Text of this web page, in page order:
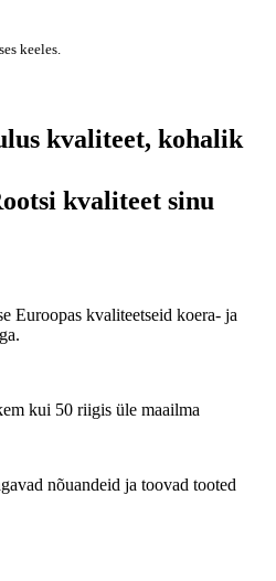
keeles.
kvaliteet, kohalik
kvaliteet sinu
Euroopas kvaliteetseid koera- ja
kui 50 riigis üle maailma
nõuandeid ja toovad tooted